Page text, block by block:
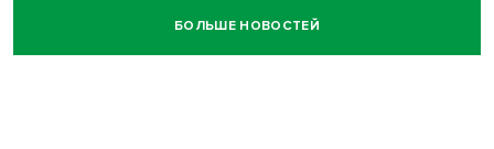
Честный выбор: видеонаблюдение обеспечит
объективность результатов ЕДГ в Новосибирской
БОЛЬШЕ НОВОСТЕЙ